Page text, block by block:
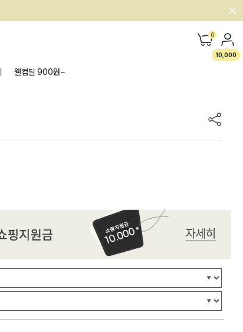
0
10,000
웰컴딜 900원~